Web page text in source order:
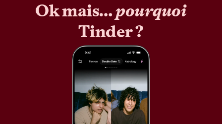
Ok mais…pourquoi
Tinder ?